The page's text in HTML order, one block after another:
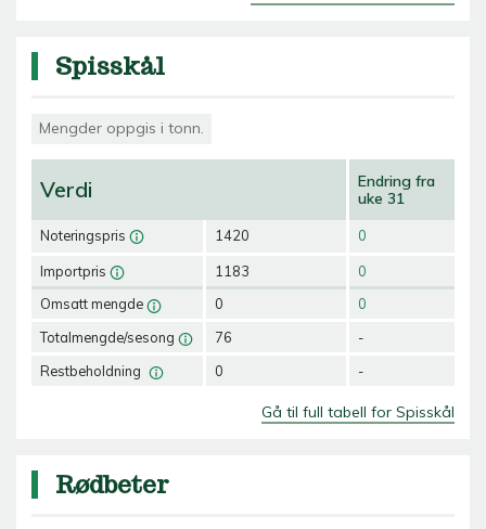
Spisskål
Mengder oppgis i tonn.
Verdi
Noteringspris
Importpris
Omsatt mengde
Totalmengde/sesong
Restbeholdning
1420
1183
0
76
0
Endring fra
uke 31
0
0
0
-
-
Gå til full tabell for Spisskål
Rødbeter